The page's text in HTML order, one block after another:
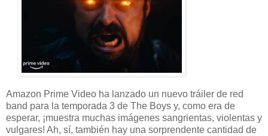
Amazon Prime Video ha lanzado un nuevo tráiler de red
band para la temporada 3 de The Boys y, como era de
esperar, ¡muestra muchas imágenes sangrientas, violentas y
vulgares! Ah, sí, también hay una sorprendente cantidad de